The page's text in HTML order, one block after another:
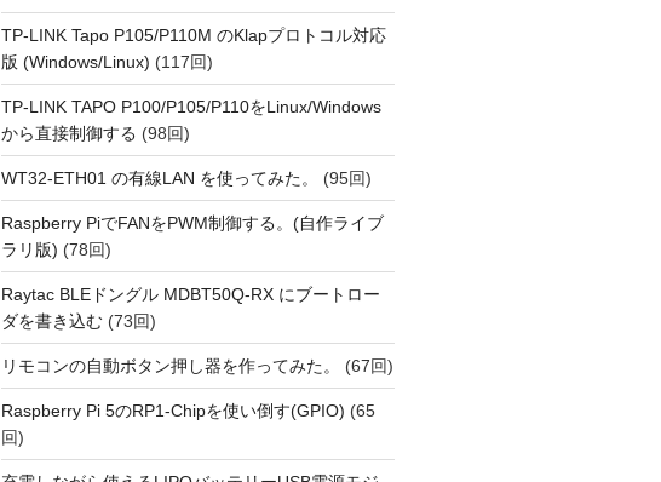
TP-LINK Tapo P105/P110M のKlapプロトコル対応
版 (Windows/Linux) (117回)
TP-LINK TAPO P100/P105/P110をLinux/Windows
から直接制御する (98回)
WT32-ETH01 の有線LAN を使ってみた。 (95回)
Raspberry PiでFANをPWM制御する。(自作ライブ
ラリ版) (78回)
Raytac BLEドングル MDBT50Q-RX にブートロー
ダを書き込む(73回)
リモコンの自動ボタン押し器を作ってみた。 (67回)
Raspberry Pi 5のRP1-Chipを使い倒す(GPIO) (65
回)